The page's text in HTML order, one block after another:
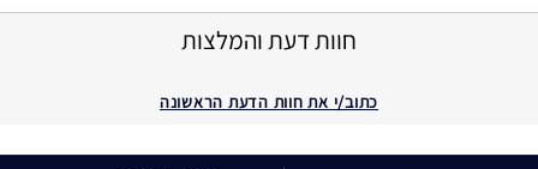
חוות דעת והמלצות
כתוב/י את חוות הדעת הראשונה